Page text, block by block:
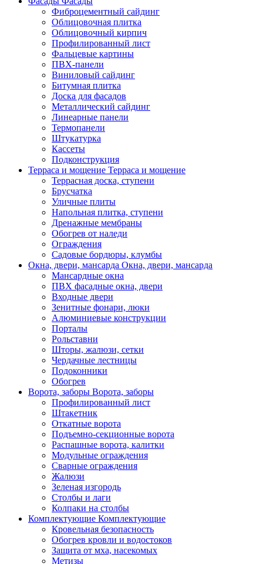
Фиброцементный сайдинг
Облицовочная плитка
Облицовочный кирпич
Профилированный лист
Фальцевые картины
ПВХ-панели
Виниловый сайдинг
Битумная плитка
Доска для фасадов
Металлический сайдинг
Линеарные панели
Термопанели
Штукатурка
Кассеты
Подконструкция
Терраса и мощение Терраса и мощение
Террасная доска, ступени
Брусчатка
Уличные плиты
Напольная плитка, ступени
Дренажные мембраны
Обогрев от наледи
Ограждения
Садовые бордюры, клумбы
Окна, двери, мансарда Окна, двери, мансарда
Мансардные окна
ПВХ фасадные окна, двери
Входные двери
Зенитные фонари, люки
Алюминиевые конструкции
Порталы
Рольставни
Шторы, жалюзи, сетки
Чердачные лестницы
Подоконники
Обогрев
Ворота, заборы Ворота, заборы
Профилированный лист
Штакетник
Откатные ворота
Подъемно-секционные ворота
Распашные ворота, калитки
Модульные ограждения
Сварные ограждения
Жалюзи
Зеленая изгородь
Столбы и лаги
Колпаки на столбы
Комплектующие Комплектующие
Кровельная безопасность
Обогрев кровли и водостоков
Защита от мха, насекомых
Метизы